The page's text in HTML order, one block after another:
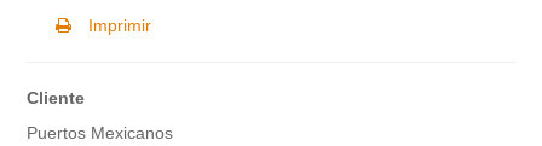
Imprimir
Cliente
Puertos Mexicanos